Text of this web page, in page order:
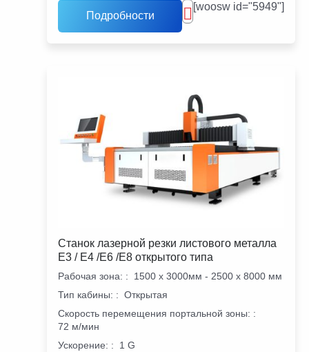
Подробности
[woosw id="5949"]
Станок лазерной резки листового металла
E3 / E4 /E6 /E8 открытого типа
Рабочая зона: :
1500 х 3000мм - 2500 х 8000 мм
Тип кабины: : Открытая
Скорость перемещения портальной зоны: :
72 м/мин
Ускорение: : 1 G